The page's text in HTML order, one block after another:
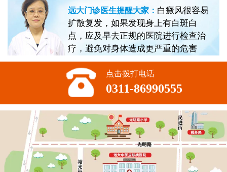
远大门诊医生提醒大家： 白癜风很容易
扩散复发，如果发现身上有白斑白
点，应及早去正规的医院进行检查治
疗，避免对身体造成更严重的危害
点击拨打电话
0311-86990555